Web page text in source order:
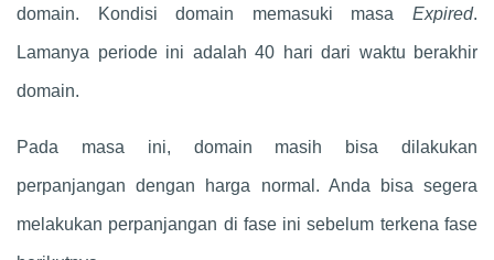
domain. Kondisi domain memasuki masa Expired.
Lamanya periode ini adalah 40 hari dari waktu berakhir
domain.
Pada masa ini, domain masih bisa dilakukan
perpanjangan dengan harga normal. Anda bisa segera
melakukan perpanjangan di fase ini sebelum terkena fase